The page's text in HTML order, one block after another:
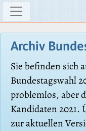
Archiv
Sie befinden sich
Bundestagswahl
problemlos, aber
Kandidaten 2021.
zur aktuellen